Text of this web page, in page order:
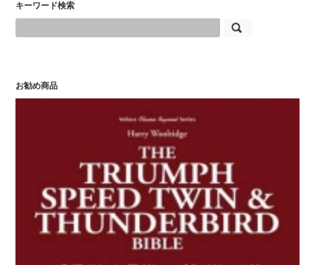
キーワード検索
お勧め商品